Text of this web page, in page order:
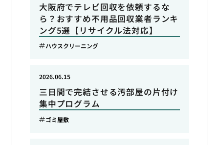
大阪府でテレビ回収を依頼するな
ら？おすすめ不用品回収業者ランキ
ング5選【リサイクル法対応】
ハウスクリーニング
三日間で完結させる汚部屋の片付け
集中プログラム
2026.06.15
ゴミ屋敷